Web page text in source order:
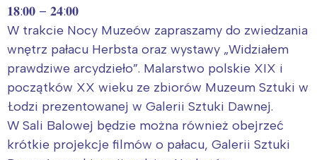
𝟏𝟖:𝟎𝟎 – 𝟐𝟒:𝟎𝟎
W trakcie Nocy Muzeów zapraszamy do zwiedzania
wnętrz pałacu Herbsta oraz wystawy „Widziałem
prawdziwe arcydzieło”. Malarstwo polskie XIX i
początków XX wieku ze zbiorów Muzeum Sztuki w
Łodzi prezentowanej w Galerii Sztuki Dawnej.
W Sali Balowej będzie można również obejrzeć
krótkie projekcje filmów o pałacu, Galerii Sztuki